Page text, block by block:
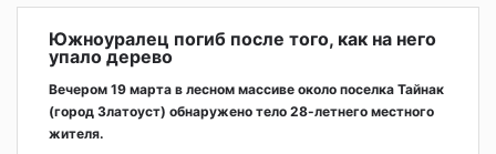
Южноуралец погиб после того, как на него
упало дерево
Вечером 19 марта в лесном массиве около поселка Тайнак
(город Златоуст) обнаружено тело 28-летнего местного
жителя.